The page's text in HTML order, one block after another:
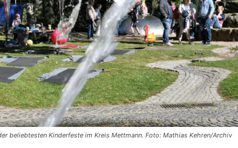
beliebtesten Kinderfeste im Kreis Mettmann. Foto: Mathias Kehren/Archiv